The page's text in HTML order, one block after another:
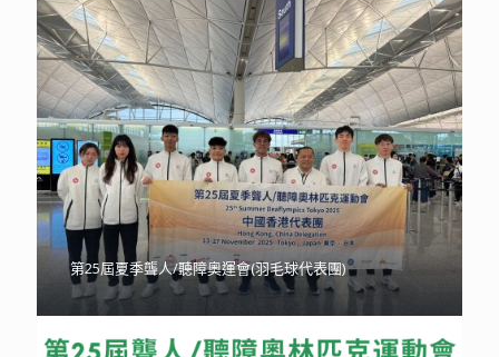
第25屆夏季聾人/聽障奧運會(羽毛球代表團)